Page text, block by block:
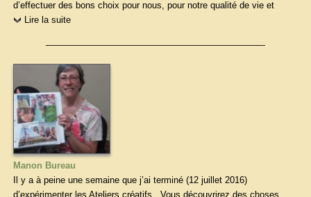
d’effectuer des bons choix pour nous, pour notre qualité de vie et
Lire la suite
————————————————————————-
Manon Bureau
Il y a à peine une semaine que j’ai terminé (12 juillet 2016)